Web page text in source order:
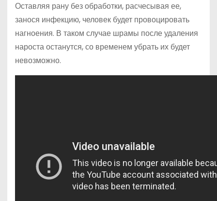
Оставляя рану без обработки, расчесывая ее,
занося инфекцию, человек будет провоцировать
нагноения. В таком случае шрамы после удаления
нароста останутся, со временем убрать их будет
невозможно.